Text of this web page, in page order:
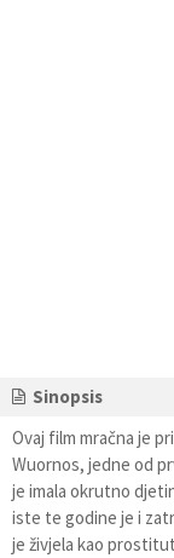
Sinopsis
Ovaj film mračna je
Wuornos, jedne od
je imala okrutno
iste te godine je i
je živjela kao